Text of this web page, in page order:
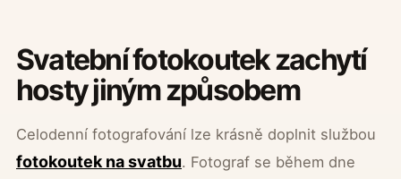
Svatební fotokoutek zachytí
hosty jiným způsobem
Celodenní fotografování lze krásně doplnit službou
fotokoutek na svatbu. Fotograf se během dne